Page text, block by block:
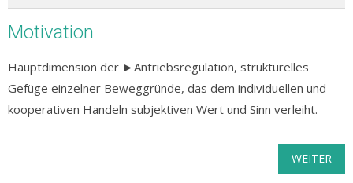
Motivation
Hauptdimension der ►Antriebsregulation, strukturelles
Gefüge einzelner Beweg­gründe, das dem individuellen und
koope­rativen Handeln subjektiven Wert und Sinn verleiht.
WEITER